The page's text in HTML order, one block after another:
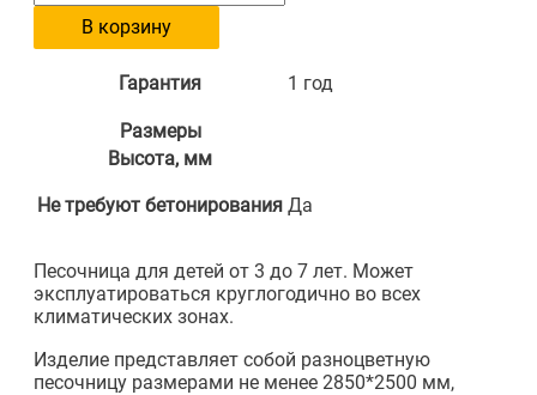
В корзину
Гарантия 1 год
Размеры
Высота, мм
Не требуют бетонирования Да
Песочница для детей от 3 до 7 лет. Может
эксплуатироваться круглогодично во всех
климатических зонах.
Изделие представляет собой разноцветную
песочницу размерами не менее 2850*2500 мм,